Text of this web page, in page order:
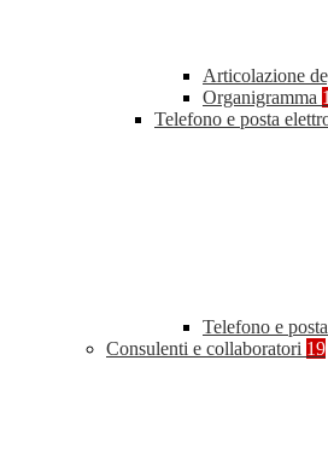
Articolazione
Organigramma 1
Telefono e posta
Telefono e
Consulenti e collaboratori 19